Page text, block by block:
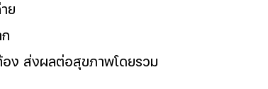
ย
ง ส่งผลต่อสุขภาพโดยรวม